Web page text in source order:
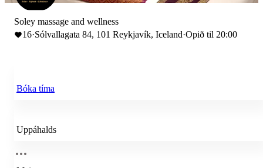
Soley massage and wellness
16·Sólvallagata 84, 101 Reykjavík, Iceland·Opið til 20:00
Bóka tíma
Uppáhalds